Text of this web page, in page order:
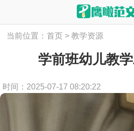
当前位置：首页 > 教学资源
学前班幼儿教
时间：2025-07-17 08:20:22